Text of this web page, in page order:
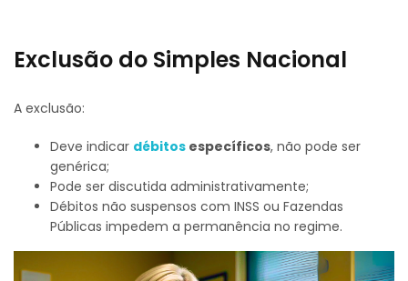
Exclusão do Simples Nacional
A exclusão:
Deve indicar débitos específicos, não pode ser
genérica;
Pode ser discutida administrativamente;
Débitos não suspensos com INSS ou Fazendas
Públicas impedem a permanência no regime.